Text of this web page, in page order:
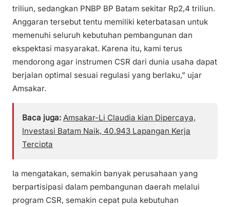
triliun, sedangkan PNBP BP Batam sekitar Rp2,4 triliun.
Anggaran tersebut tentu memiliki keterbatasan untuk
memenuhi seluruh kebutuhan pembangunan dan
ekspektasi masyarakat. Karena itu, kami terus
mendorong agar instrumen CSR dari dunia usaha dapat
berjalan optimal sesuai regulasi yang berlaku,” ujar
Amsakar.
Baca juga: Amsakar-Li Claudia kian Dipercaya,
Investasi Batam Naik, 40.943 Lapangan Kerja
Tercipta
Ia mengatakan, semakin banyak perusahaan yang
berpartisipasi dalam pembangunan daerah melalui
program CSR, semakin cepat pula kebutuhan